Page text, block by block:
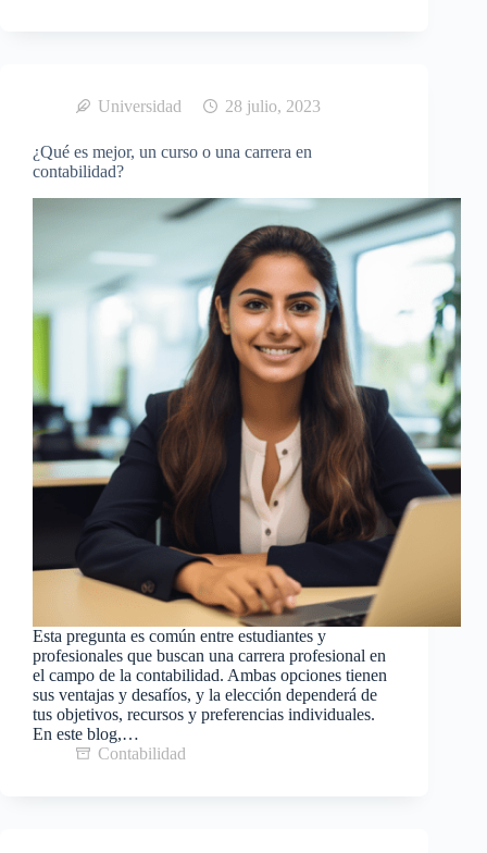
Universidad 28 julio, 2023
¿Qué es mejor, un curso o una carrera en
contabilidad?
Esta pregunta es común entre estudiantes y
profesionales que buscan una carrera profesional en
el campo de la contabilidad. Ambas opciones tienen
sus ventajas y desafíos, y la elección dependerá de
tus objetivos, recursos y preferencias individuales.
En este blog,…
Contabilidad